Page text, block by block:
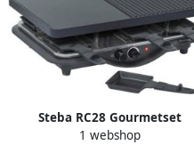
Steba RC28 Gourmetset
tweezijdige grillplaat Grill
1 webshop